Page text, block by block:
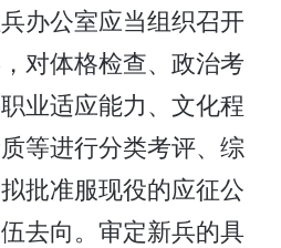
办公室应当组织召开
对体格检查、政治考
业适应能力、文化程
等进行分类考评、综
批准服现役的应征公
去向。审定新兵的具